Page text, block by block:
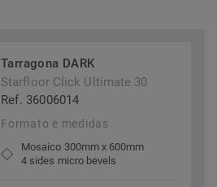
Tarragona DARK
Starfloor Click Ultimate 30
Ref. 36006014
Formato e medidas
Mosaico 300mm x 600mm
4 sides micro bevels